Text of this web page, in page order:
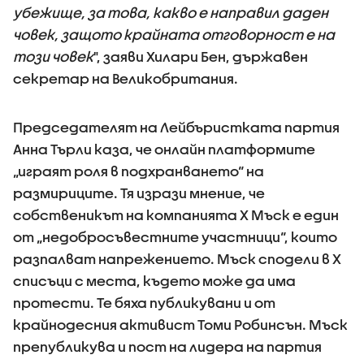
убежище, за това, какво е направил даден
човек, защото крайната отговорност е на
този човек", заяви Хилари Бен, държавен
секретар на Великобритания.
Председателят на Лейбъристката партия
Анна Търли каза, че онлайн платформите
„играят роля в подхранването“ на
размириците. Тя изрази мнение, че
собственикът на компанията X Мъск е един
от „недобросъвестните участници“, които
разпалват напрежението. Мъск сподели в X
списъци с места, където може да има
протести. Те бяха публикувани и от
крайнодесния активист Томи Робинсън. Мъск
препубликува и пост на лидера на партия